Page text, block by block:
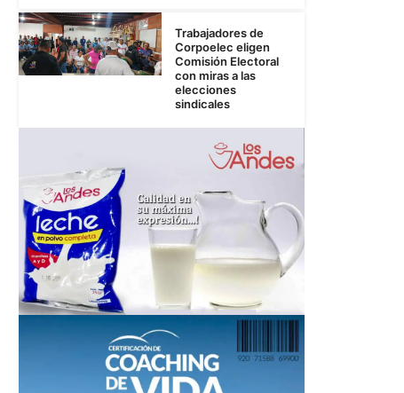
Trabajadores de
Corpoelec eligen
Comisión Electoral
con miras a las
elecciones
sindicales